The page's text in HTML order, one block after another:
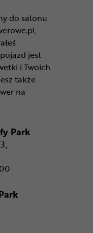
do salonu
jest
i Twoich
także
na
Park
- Comfy Park